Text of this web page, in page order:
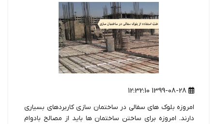
1399-08-28 12:32:10
امروزه بلوک های سفالی در ساختمان سازی کاربردهای بسیاری
دارند. امروزه برای ساختن ساختمان ها باید از مصالح بادوام